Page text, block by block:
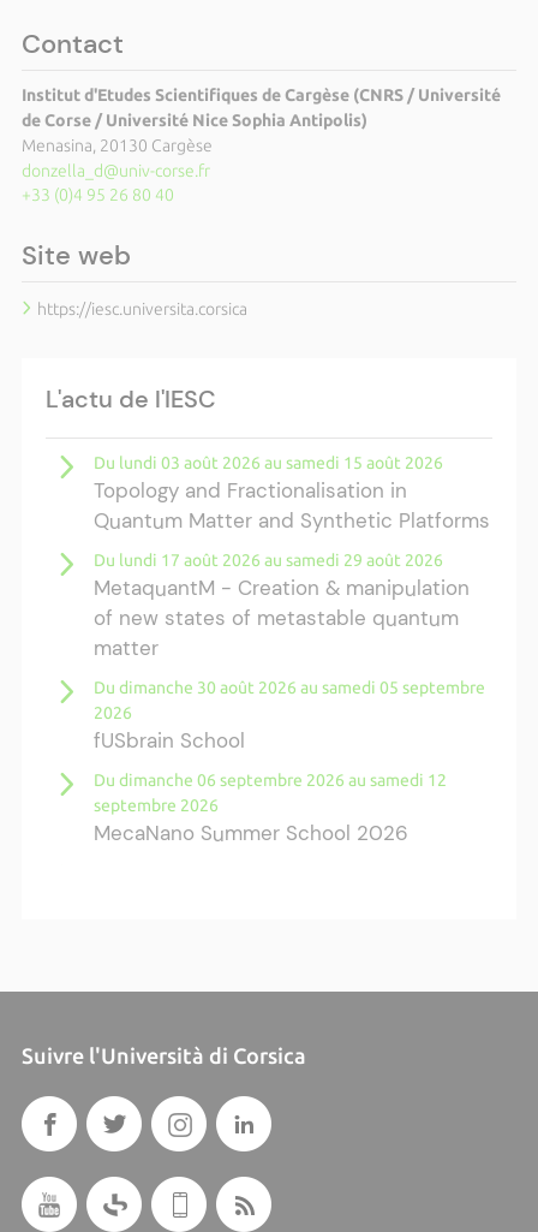
Contact
Institut d'Etudes Scientifiques de Cargèse (CNRS / Université
de Corse / Université Nice Sophia Antipolis)
Menasina, 20130 Cargèse
donzella_d@univ-corse.fr
+33 (0)4 95 26 80 40
Site web
https://iesc.universita.corsica
L'actu de l'IESC
Du lundi 03 août 2026 au samedi 15 août 2026
Topology and Fractionalisation in
Quantum Matter and Synthetic Platforms
Du lundi 17 août 2026 au samedi 29 août 2026
MetaquantM - Creation & manipulation
of new states of metastable quantum
matter
Du dimanche 30 août 2026 au samedi 05 septembre
2026
fUSbrain School
Du dimanche 06 septembre 2026 au samedi 12
septembre 2026
MecaNano Summer School 2026
septembre 2026
Approximation, Rigidity and Dynamics
octobre 2026
CohereX 2026 School - Science with
coherent x-rays at synchrotrons and
XFEL sources
Suivre l'Università di Corsica